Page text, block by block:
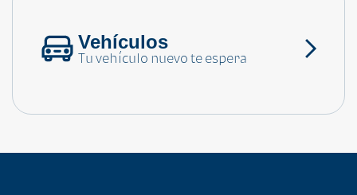
Vehículos
Tu vehículo nuevo te espera